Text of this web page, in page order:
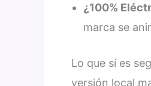
¿100%
marca se
Lo que sí es
versión local